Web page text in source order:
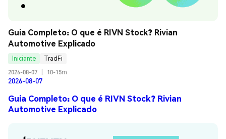
Guia Completo: O que é RIVN Stock? Rivian
Automotive Explicado
Iniciante
TradFi
2026-08-07
10-15m
2026-08-07
Guia Completo: O que é RIVN Stock? Rivian
Automotive Explicado